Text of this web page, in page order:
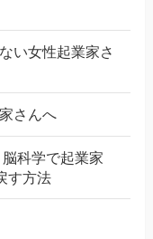
い女性起業家さ
さんへ
脳科学で起業家
す方法